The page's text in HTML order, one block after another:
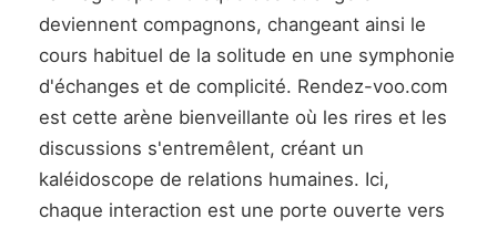
deviennent compagnons, changeant ainsi le
cours habituel de la solitude en une symphonie
d'échanges et de complicité. Rendez-voo.com
est cette arène bienveillante où les rires et les
discussions s'entremêlent, créant un
kaléidoscope de relations humaines. Ici,
chaque interaction est une porte ouverte vers